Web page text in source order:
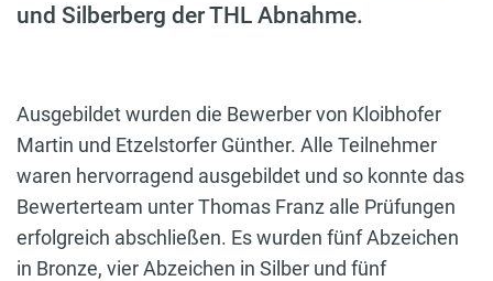
und Silberberg der THL Abnahme.
Ausgebildet wurden die Bewerber von Kloibhofer
Martin und Etzelstorfer Günther. Alle Teilnehmer
waren hervorragend ausgebildet und so konnte das
Bewerterteam unter Thomas Franz alle Prüfungen
erfolgreich abschließen. Es wurden fünf Abzeichen
in Bronze, vier Abzeichen in Silber und fünf